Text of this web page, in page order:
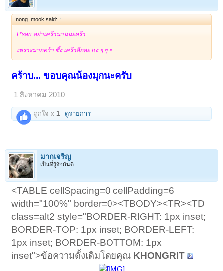
nong_mook said: ↑
P'san อย่าเศร้านานนะคร้า
เพราะมากคร้า ซึ้ง เศร้าอีกละ แง ๆ ๆ ๆ
คร้าบ... ขอบคุณน้องมุกนะครับ
1 สิงหาคม 2010
ถูกใจ x1 ดูรายการ
มากเจริญ
เป็นที่รู้จักกันดี
<TABLE cellSpacing=0 cellPadding=6
width="100%" border=0><TBODY><TR><TD
class=alt2 style="BORDER-RIGHT: 1px inset;
BORDER-TOP: 1px inset; BORDER-LEFT:
1px inset; BORDER-BOTTOM: 1px
inset">ข้อความดั้งเดิมโดยคุณ KHONGRIT